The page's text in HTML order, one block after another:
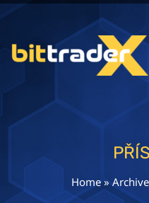
Home»